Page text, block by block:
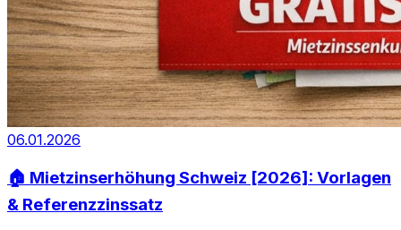
06.01.2026
🏠 Mietzinserhöhung Schweiz [2026]: Vorlagen
& Referenzzinssatz